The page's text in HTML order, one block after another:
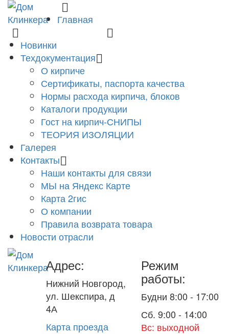
Главная
Новинки
Техдокументация
О кирпиче
Сертификаты, паспорта качества
Нормы расхода кирпича, блоков
Каталоги продукции
Гост на кирпич-СНИПЫ
ТЕОРИЯ ИЗОЛЯЦИИ
Галерея
Контакты
Наши контакты для связи
МЫ на Яндекс Карте
Карта 2гис
О компании
Правила возврата товара
Новости отрасли
Адрес:
Нижний Новгород,
ул. Шекспира, д
4А
Карта проезда
Режим
работы:
Будни 8:00 - 17:00
Сб. 9:00 - 14:00
Вс: выходной